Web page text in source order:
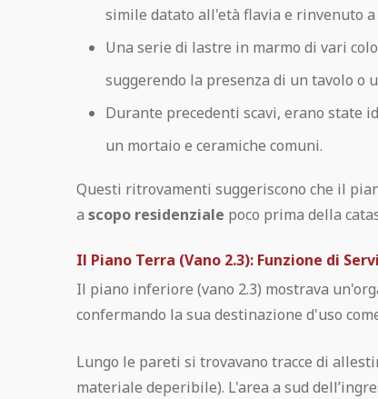
simile datato all'età flavia e rinvenuto a
Una serie di lastre in marmo di vari
suggerendo la presenza di un tavolo o
Durante precedenti scavi, erano state
un mortaio e ceramiche comuni.
Questi ritrovamenti suggeriscono che il
a scopo residenziale poco prima della
Il Piano Terra (Vano 2.3): Funzione di
Il piano inferiore (vano 2.3) mostrava
confermando la sua destinazione d'uso
Lungo le pareti si trovavano tracce di
materiale deperibile). L'area a sud